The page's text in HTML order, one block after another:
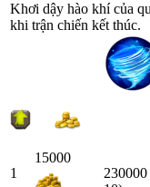
Khơi dậy hào khí của
khi trận chiến kết thúc.
1
15000
230000